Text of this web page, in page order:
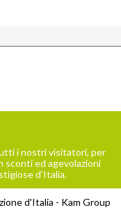
i nostri visitatori, per
sconti ed agevolazioni
d’Italia.
d'Italia - Kam Group